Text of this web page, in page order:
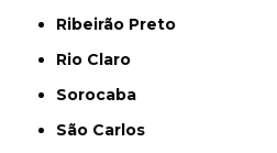
Ribeirão Preto
Rio Claro
Sorocaba
São Carlos